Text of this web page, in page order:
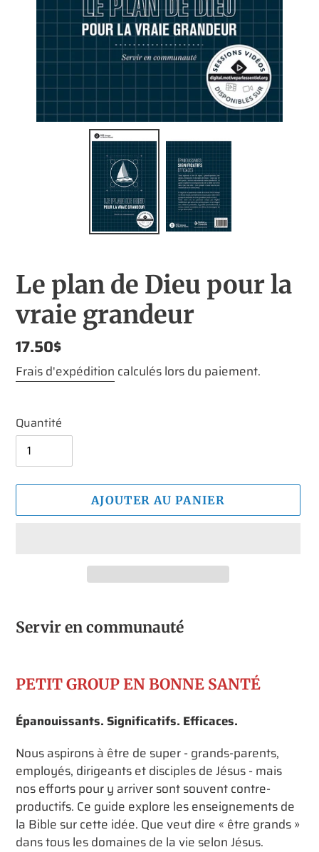
Le plan de Dieu pour la
vraie grandeur
Prix
normal
17.50$
Frais d'expédition calculés lors du paiement.
Quantité
AJOUTER AU PANIER
d'un
votre
panier
Servir en communauté
PETIT GROUP EN BONNE SANTÉ
Épanouissants. Significatifs. Efficaces.
Nous aspirons à être de super - grands-parents,
employés, dirigeants et disciples de Jésus - mais
nos efforts pour y arriver sont souvent contre-
productifs. Ce guide explore les enseignements de
la Bible sur cette idée. Que veut dire « être grands »
dans tous les domaines de la vie selon Jésus.